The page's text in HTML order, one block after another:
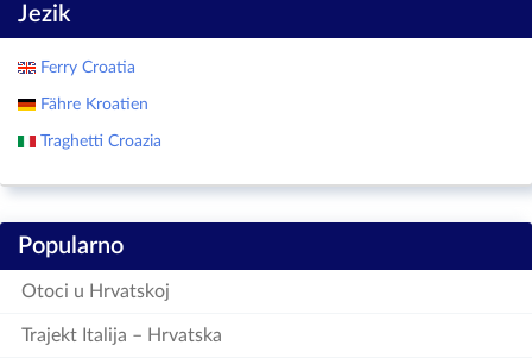
Jezik
Ferry Croatia
Fähre Kroatien
Traghetti Croazia
Popularno
Otoci u Hrvatskoj
Trajekt Italija – Hrvatska